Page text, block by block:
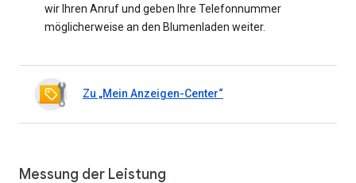
wir Ihren Anruf und geben Ihre Telefonnummer
möglicherweise an den Blumenladen weiter.
Zu „Mein Anzeigen-Center“
Messung der Leistung